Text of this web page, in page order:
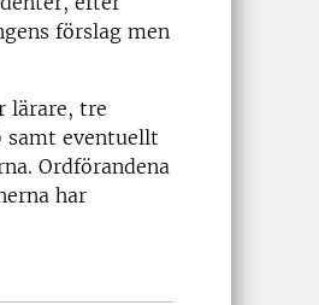
förslag men
lärare, tre
samt eventuellt
Ordförandena
har